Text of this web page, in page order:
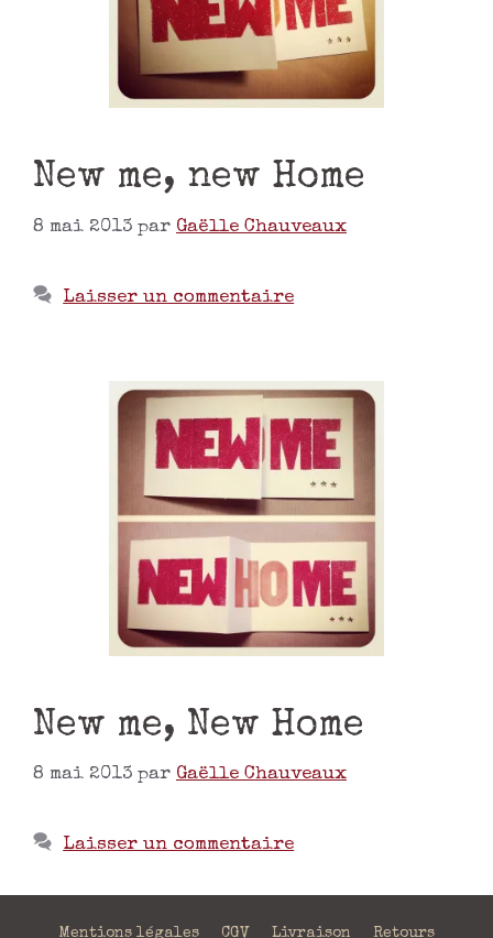
New me, new Home
8 mai 2013 par Gaëlle Chauveaux
Laisser un commentaire
New me, New Home
8 mai 2013 par Gaëlle Chauveaux
Laisser un commentaire
Mentions légales CGV Livraison Retours